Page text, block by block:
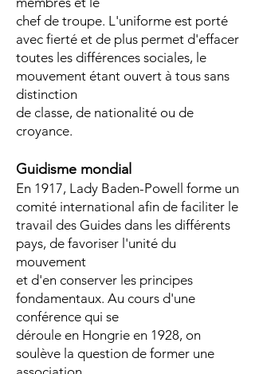
chef de troupe. L'uniforme est porté
avec fierté et de plus permet d'effacer
toutes les différences sociales, le
mouvement étant ouvert à tous sans
distinction
de classe, de nationalité ou de
croyance.
Guidisme mondial
En 1917, Lady Baden-Powell forme un
comité international afin de faciliter le
travail des Guides dans les différents
pays, de favoriser l'unité du
mouvement
et d'en conserver les principes
fondamentaux. Au cours d'une
conférence qui se
déroule en Hongrie en 1928, on
soulève la question de former une